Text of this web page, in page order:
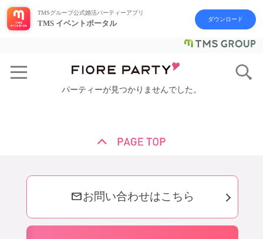
TMSグループ公式婚活パーティーアプリ
TMS イベントポータル ダウンロード
パーティーが見つかりませんでした。
mailお問い合わせはこちら